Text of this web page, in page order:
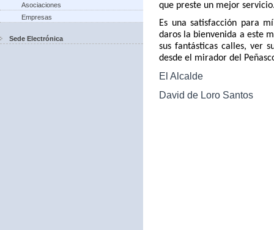
Asociaciones
Empresas
Sede Electrónica
que preste un mejor
Es una satisfacción para
daros la bienvenida a este
sus fantásticas calles, ver
desde el mirador del
El Alcalde
David de Loro Santos